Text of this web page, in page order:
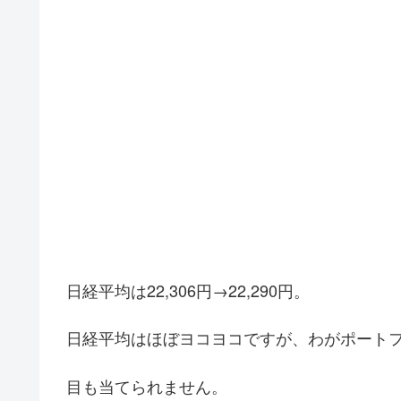
日経平均は22,306円→22,290円。
日経平均はほぼヨコヨコですが、わがポート
目も当てられません。